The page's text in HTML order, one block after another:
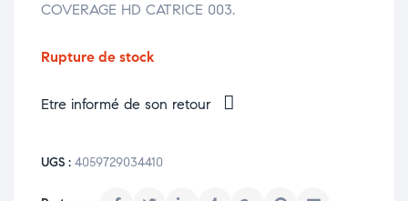
COVERAGE HD CATRICE 003.
Rupture de stock
Etre informé de son retour
UGS : 4059729034410